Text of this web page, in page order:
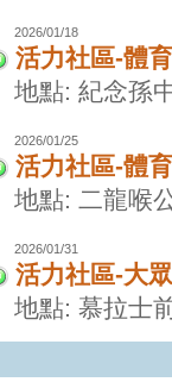
2026/01/18
活力社區-體
地點: 紀念孫
2026/01/25
活力社區-體
地點: 二龍喉
2026/01/31
活力社區-大
地點: 慕拉士